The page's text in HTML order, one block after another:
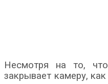
Несмотря на то,
закрывает камеру,